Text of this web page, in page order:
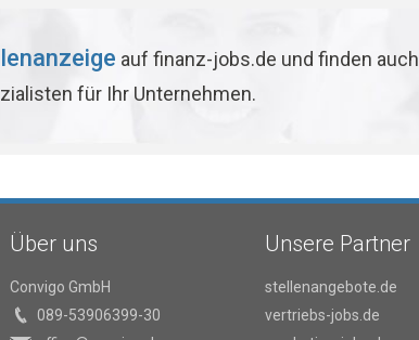
auf finanz-jobs.de und finden auch
für Ihr Unternehmen.
Über uns
Convigo GmbH
089-53906399-30
Unsere Partner
stellenangebote.de
vertriebs-jobs.de